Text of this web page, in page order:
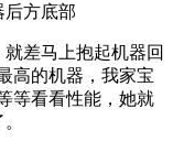
方底部
差马上抱起机器回
高的机器，我家宝
等看看性能，她就